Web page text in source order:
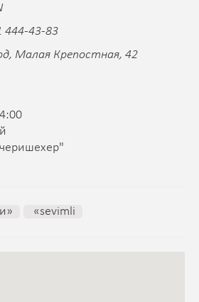
444-43-83
Малая Крепостная, 42
«sevimli